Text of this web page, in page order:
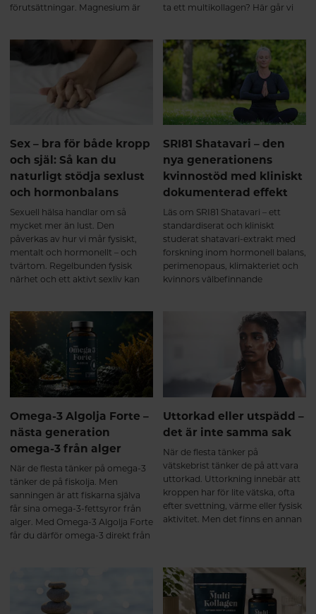
förutsättningar. Magnesium är
muskelfunktion och
energiomsättning till nervsystem
och hjärta.
ta ett multikollagen? Här går vi
kroppen, vad som sker under de
första veckorna och varför
regelbundet intag över tid kan ge
de bästa förutsättningarna för en
aktiv och rörlig kropp. Från de
första veckorna till långsiktigt
stöd för muskler och leder
Intresset för kollagentillskott
fortsätter att öka – inte bara för
hudens skull, utan också för
muskler, leder, senor och annan
bindväv. Men vad händer
egentligen i kroppen när man
börjar ta ett multikollagen med
kollagen typ I, II och III? Här går
vi igenom vad forskningen visar –
från de första veckorna till de
långsiktiga förändringarna.
viktigt byggmaterial i bland annat
muskler, leder, brosk, senor och
ligament. Redan från omkring
25-årsåldern börjar kroppens
egen kollagenproduktion minska,
samtidigt som nedbrytningen
gradvis ökar. Ålder, fysisk
belastning, stillasittande, stress
och andra livsstilsfaktorer kan
också påverka kroppens
kollagenbalans¹. Resultatet blir
att bindväven successivt förlorar
en del av sin styrka och elasticitet,
vilket kan bidra till att kroppen
känns stelare och
återhämtningen tar längre tid.
hydrolyserade kollagenpeptider.
Det innebär att kollagenet redan
brutits ner till mindre peptider
som tas upp effektivt i
Sex – bra för både kropp
och själ: Så kan du
naturligt stödja sexlust
och hormonbalans
Sexuell hälsa handlar om så
mycket mer än lust. Den
påverkas av hur vi mår fysiskt,
mentalt och hormonellt – och
tvärtom. Regelbunden fysisk
närhet och ett aktivt sexliv kan
relationer. Samtidigt finns det
mycket du själv kan göra för att
skapa goda förutsättningar för en
naturlig sexlust.
SRI81 Shatavari – den
nya generationens
kvinnostöd med kliniskt
dokumenterad effekt
Läs om SRI81 Shatavari – ett
standardiserat och kliniskt
studerat shatavari-extrakt med
forskning inom hormonell balans,
perimenopaus, klimakteriet och
kvinnors välbefinnande
Omega-3 Algolja Forte –
nästa generation
omega-3 från alger
När de flesta tänker på omega-3
tänker de på fiskolja. Men
sanningen är att fiskarna själva
får sina omega-3-fettsyror från
alger. Med Omega-3 Algolja Forte
får du därför omega-3 direkt från
triglyceridformen.
Uttorkad eller utspädd –
det är inte samma sak
När de flesta tänker på
vätskebrist tänker de på att vara
uttorkad. Uttorkning innebär att
kroppen har för lite vätska, ofta
efter svettning, värme eller fysisk
aktivitet. Men det finns en annan